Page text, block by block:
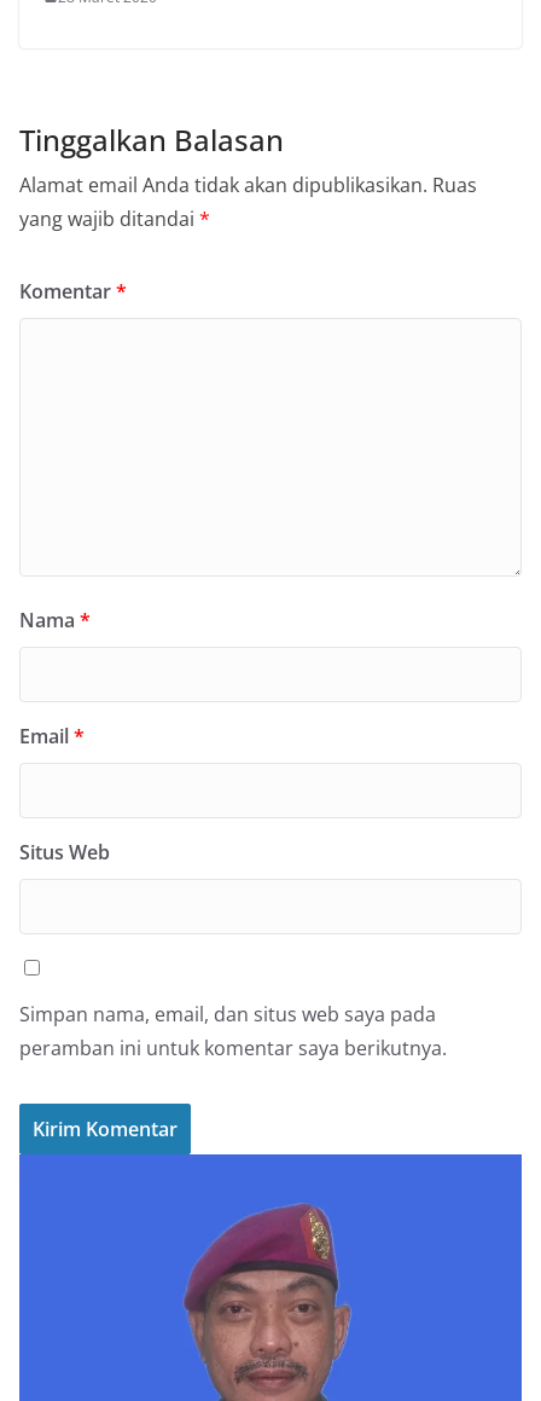
Tinggalkan Balasan
Alamat email Anda tidak akan dipublikasikan. Ruas
yang wajib ditandai *
Komentar*
Nama *
Email*
Situs Web
Simpan nama, email, dan situs web saya pada
peramban ini untuk komentar saya berikutnya.